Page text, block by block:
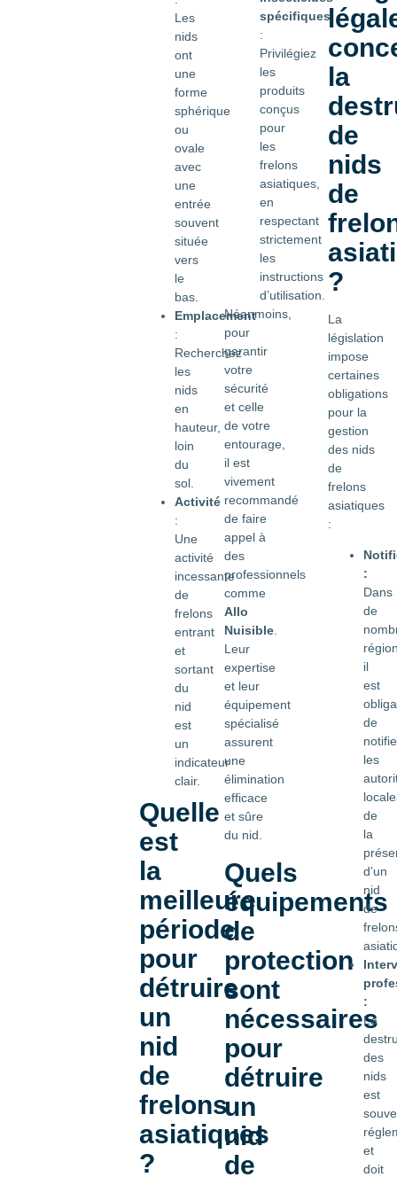
Les
nids
ont
une
forme
sphérique
ou
ovale
avec
une
entrée
souvent
située
vers
le
bas.
Emplacement
:
Recherchez
les
nids
en
hauteur,
loin
du
sol.
Activité
:
Une
activité
incessante
de
frelons
entrant
et
sortant
du
nid
est
un
indicateur
clair.
Quelle
est
la
meilleure
période
pour
détruire
un
nid
de
frelons
asiatiques
?
spécifiques
:
Privilégiez
les
produits
conçus
pour
les
frelons
asiatiques,
en
respectant
strictement
les
instructions
d’utilisation.
Néanmoins,
pour
garantir
votre
sécurité
et celle
de votre
entourage,
il est
vivement
recommandé
de faire
appel à
des
professionnels
comme
Allo
Nuisible
Leur
expertise
et leur
équipement
spécialisé
assurent
une
élimination
efficace
et sûre
du nid.
Quels
équipements
de
protection
sont
nécessaires
pour
détruire
un
nid
de
la
de
nids
de
?
La
législation
impose
certaines
obligations
pour la
gestion
des nids
de
frelons
asiatiques
:
:
Dans
de
il
est
de
les
de
la
d’un
nid
de
:
La
des
nids
est
et
doit